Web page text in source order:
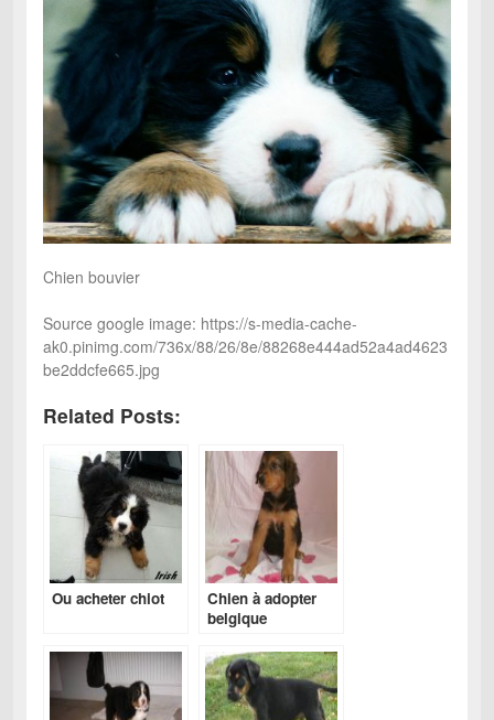
Chien bouvier
Source google image: https://s-media-cache-
ak0.pinimg.com/736x/88/26/8e/88268e444ad52a4ad4623
be2ddcfe665.jpg
Related Posts:
Ou acheter chiot
Chien à adopter
belgique